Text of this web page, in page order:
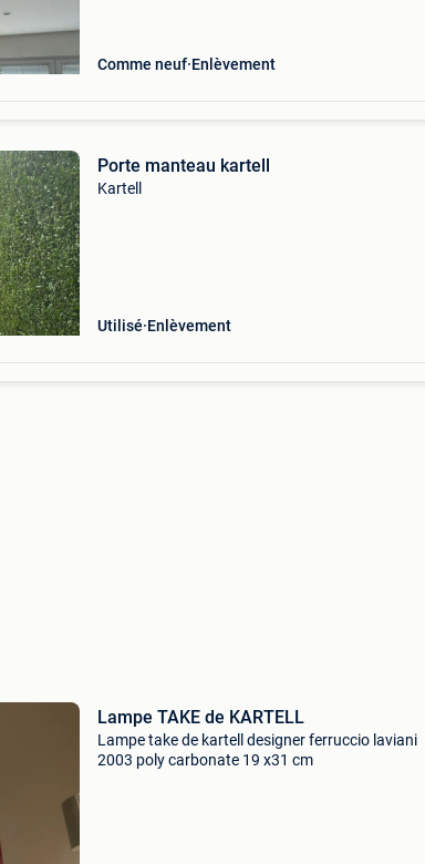
Comme neuf Enlèvement
Porte manteau kartell
Kartell
Utilisé Enlèvement
Lampe TAKE de KARTELL
Lampe take de kartell designer ferruccio laviani
2003 poly carbonate 19 x31 cm